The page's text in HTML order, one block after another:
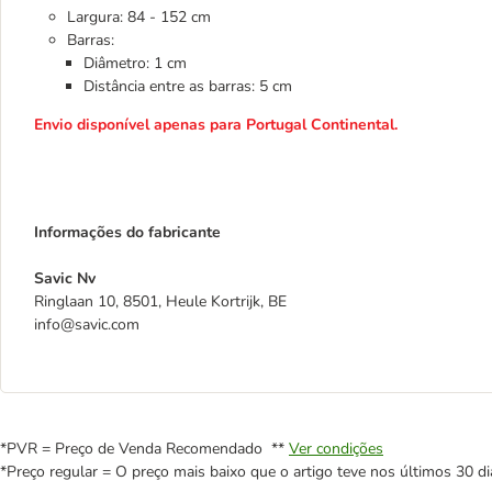
Largura: 84 - 152 cm
Barras:
Diâmetro: 1 cm
Distância entre as barras: 5 cm
Envio disponível apenas para Portugal Continental.
Informações do fabricante
Savic Nv
Ringlaan 10, 8501, Heule Kortrijk, BE
info@savic.com
*PVR = Preço de Venda Recomendado ** Ver condições
*Preço regular = O preço mais baixo que o artigo teve nos últimos 30